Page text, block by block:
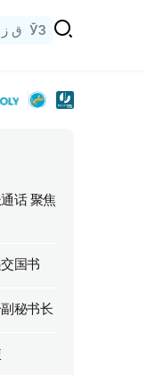
ق ز ЎЗ
话 聚焦
国书
秘书长